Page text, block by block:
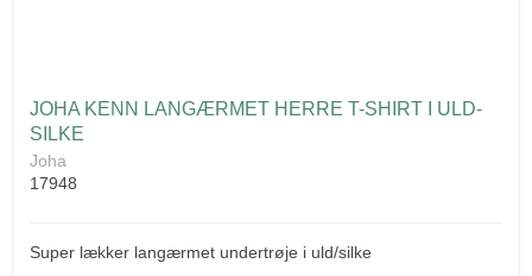
JOHA KENN LANGÆRMET HERRE T-SHIRT I ULD-
SILKE
Joha
17948
Super lækker langærmet undertrøje i uld/silke